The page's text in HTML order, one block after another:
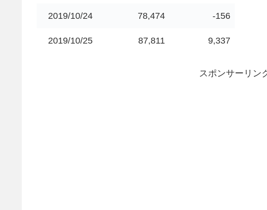
2019/10/24 78,474 -156
2019/10/25 87,811 9,337
スポンサーリン